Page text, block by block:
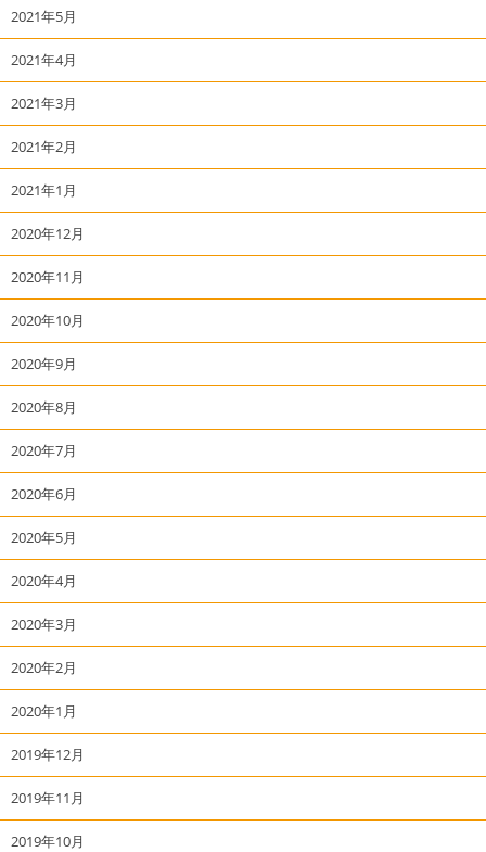
2021年5月
2021年4月
2021年3月
2021年2月
2021年1月
2020年12月
2020年11月
2020年10月
2020年9月
2020年8月
2020年7月
2020年6月
2020年5月
2020年4月
2020年3月
2020年2月
2020年1月
2019年12月
2019年11月
2019年10月